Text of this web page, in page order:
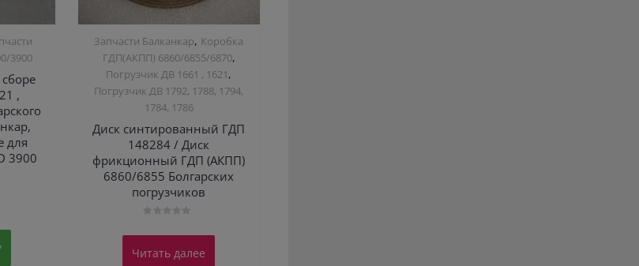
3900
,
для
3900
Запчасти Балканкар, Коробка
ГДП(АКПП) 6860/6855/6870,
Погрузчик ДВ 1661 , 1621,
Погрузчик ДВ 1792, 1788, 1794,
1784, 1786
Диск синтированный ГДП
148284 / Диск
фрикционный ГДП (АКПП)
6860/6855 Болгарских
погрузчиков
0
5
Читать далее